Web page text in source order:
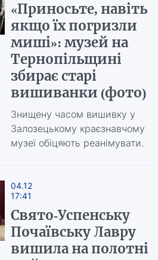
«Приносьте, навіть
якщо їх погризли
миші»: музей на
Тернопільщині
збирає старі
вишиванки (фото)
Знищену часом вишивку у
Залозецькому краєзнавчому
музеї обіцяють реанімувати.
04.12
17:41
Свято-Успенську
Почаївську Лавру
вишила на полотні